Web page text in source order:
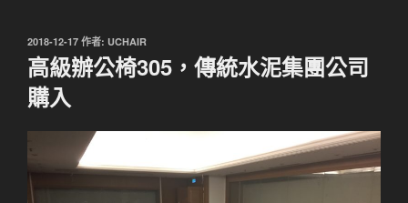
發
佈
於
2018-12-17 作者: UCHAIR
高級辦公椅305，傳統水泥集團公司
購入